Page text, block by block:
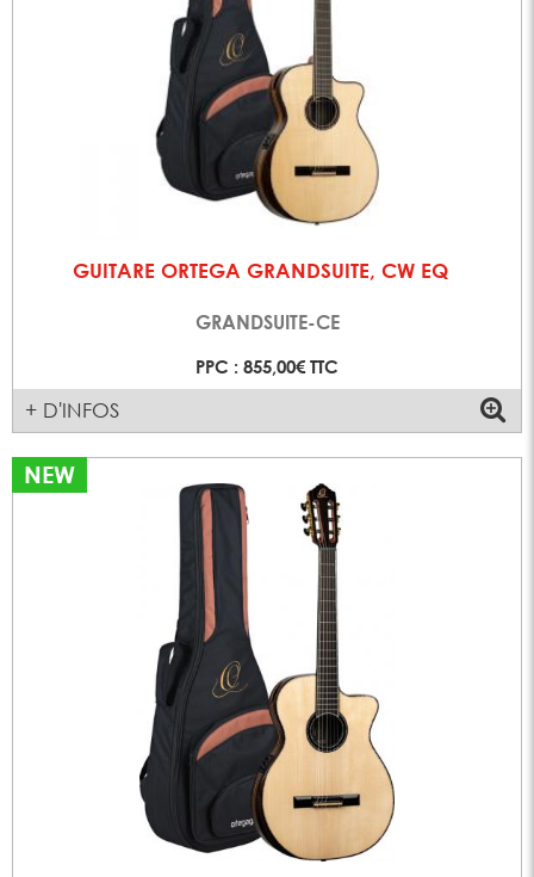
GUITARE ORTEGA GRANDSUITE, CW EQ
GRANDSUITE-CE
PPC : 855,00€ TTC
+ D'INFOS
NEW